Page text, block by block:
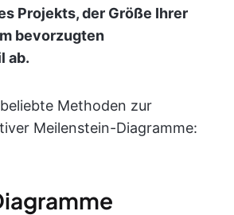
Projekts, der Größe Ihrer
bevorzugten
ab.
Methoden zur
Meilenstein-Diagramme: